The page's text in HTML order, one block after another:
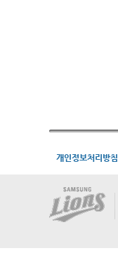
개인정보처리방침